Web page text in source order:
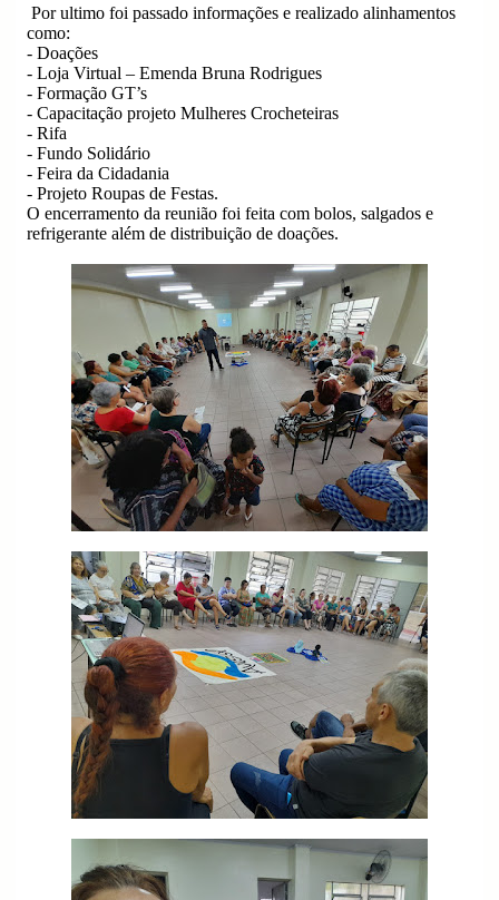
Por ultimo foi passado informações e realizado alinhamentos
como:
- Doações
- Loja Virtual – Emenda Bruna Rodrigues
- Formação GT’s
- Capacitação projeto Mulheres Crocheteiras
- Rifa
- Fundo Solidário
- Feira da Cidadania
- Projeto Roupas de Festas.
O encerramento da reunião foi feita com bolos, salgados e
refrigerante além de distribuição de doações.